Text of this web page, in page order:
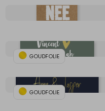
GOUDFOLIE
GOUDFOLIE